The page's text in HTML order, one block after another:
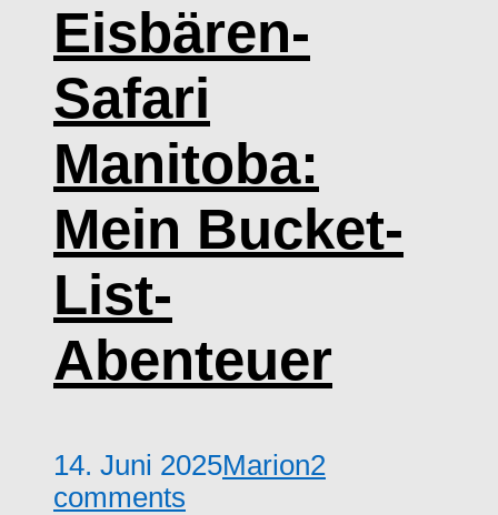
Eisbären-
Safari
Manitoba:
Mein Bucket-
List-
Abenteuer
14. Juni 2025Marion2
comments